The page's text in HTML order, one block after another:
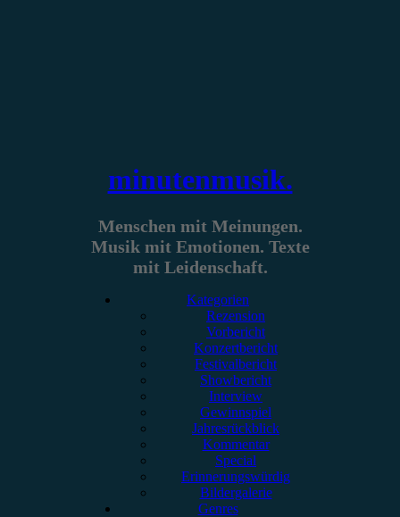
minutenmusik.
Menschen mit Meinungen.
Musik mit Emotionen. Texte
mit Leidenschaft.
Kategorien
Rezension
Vorbericht
Konzertbericht
Festivalbericht
Showbericht
Interview
Gewinnspiel
Jahresrückblick
Kommentar
Special
Erinnerungswürdig
Bildergalerie
Genres